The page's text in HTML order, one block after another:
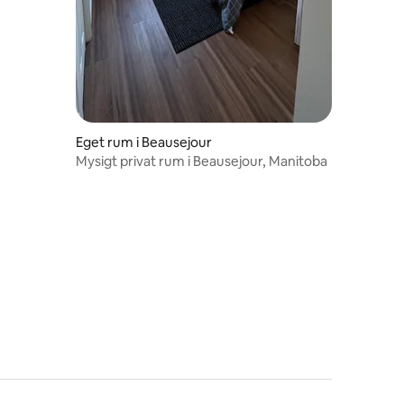
Eget rum i Beausejour
Mysigt privat rum i Beausejour, Manitoba